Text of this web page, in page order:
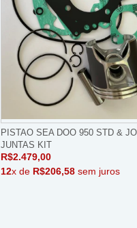
PISTAO SEA DOO 950 STD &
JUNTAS KIT
R$2.479,00
12x de R$206,58 sem juros